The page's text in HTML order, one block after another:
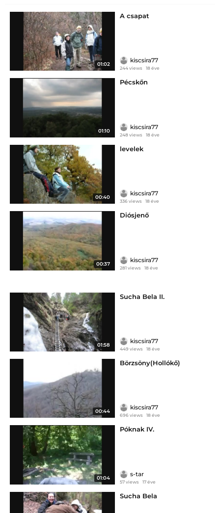
01:02
A csapat
kiscsira77
244 views 18 éve
01:10
Pécskőn
kiscsira77
248 views 18 éve
00:40
levelek
kiscsira77
336 views 18 éve
00:37
Diósjenő
kiscsira77
281 views 18 éve
01:58
Sucha Bela II.
kiscsira77
449 views 18 éve
00:44
Börzsöny(Hollókő)
kiscsira77
696 views 18 éve
01:04
Póknak IV.
s-tar
57 views 17 éve
Sucha Bela